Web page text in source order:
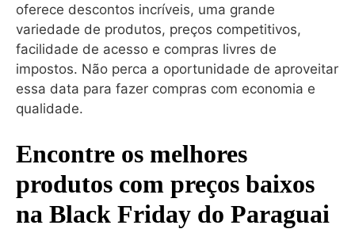
oferece descontos incríveis, uma grande
variedade de produtos, preços competitivos,
facilidade de acesso e compras livres de
impostos. Não perca a oportunidade de aproveitar
essa data para fazer compras com economia e
qualidade.
Encontre os melhores
produtos com preços baixos
na Black Friday do Paraguai